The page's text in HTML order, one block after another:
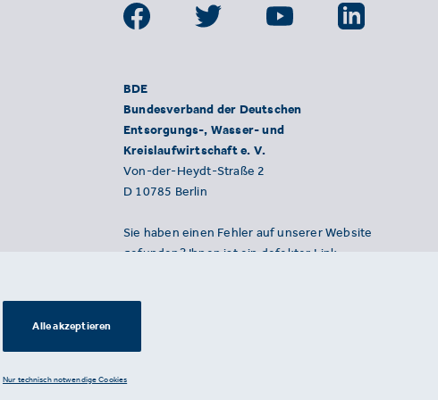
BDE
Bundesverband der Deutschen
Entsorgungs-, Wasser- und
Kreislaufwirtschaft e. V.
Von-der-Heydt-Straße 2
D 10785 Berlin
Sie haben einen Fehler auf unserer Website
gefunden? Ihnen ist ein defekter Link
Alle akzeptieren
Nur technisch notwendige Cookies